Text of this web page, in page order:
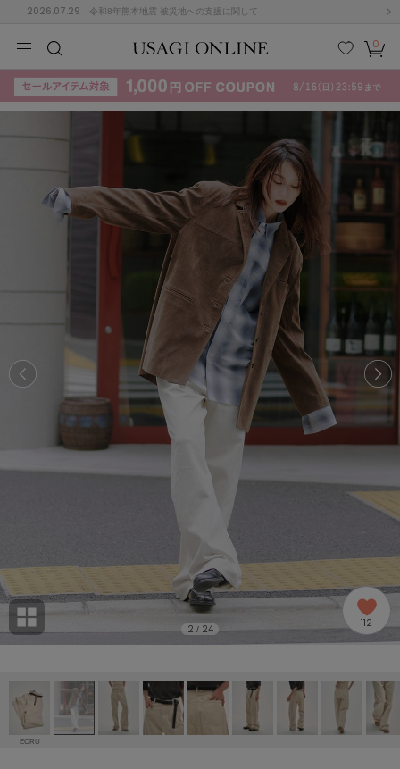
2026.07.29 令和8年熊本地震 被災地への支援に関して
検索
お気
に入
カー
ト
0
KIDSBABYBEAUTYLIFE STYLE
(715)
ス/ドレス (1179)
ームウェア (535)
リー (664)
ョン雑貨 (865)
/ランジェリー (127)
ェア (121)
KIDSBABYBEAUTYLIFE STYLE
G
J K L M N
T
その
他
ACYM
アシーム
アディダス
アディダス バイ ステラマッカートニー
amabro
Ame no chi Hare
アメノチハレ
ánuans
アニュアンス
2 / 24 112
ECRU